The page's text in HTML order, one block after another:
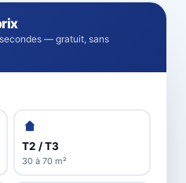
— gratuit, sans
T2 / T3
30 à 70 m²